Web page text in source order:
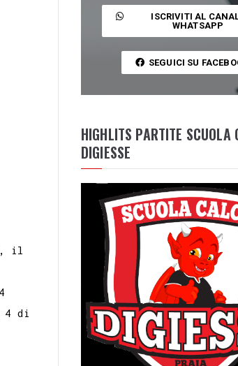
il
4 di
ISCRIVITI AL
WHATSAPP
SEGUICI SU
HIGHLITS PARTITE SCUOLA
DIGIESSE